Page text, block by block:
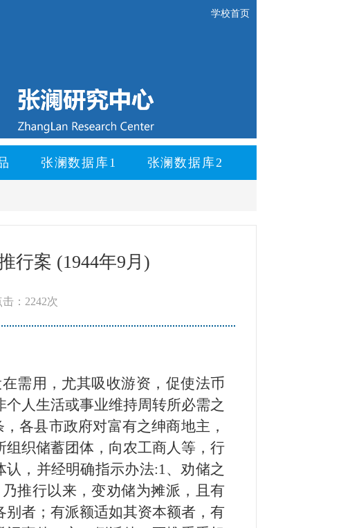
学校首页
张澜数据库1 张澜数据库2
行案 (1944年9月)
击：2242次
需用，尤其吸收游资，促使法币
人生活或事业维持周转所必需之
各县市政府对富有之绅商地主，
织储蓄团体，向农工商人等，行
，并经明确指示办法:1、劝储之
推行以来，变劝储为摊派，且有
者；有派额适如其资本额者，有